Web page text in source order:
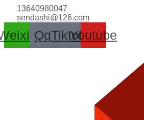
容
13640980047
sendashi@126.com
QqTiktokYoutube